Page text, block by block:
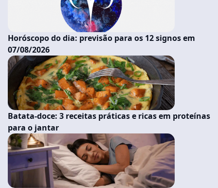
Horóscopo do dia: previsão para os 12 signos em
07/08/2026
Batata-doce: 3 receitas práticas e ricas em proteínas
para o jantar